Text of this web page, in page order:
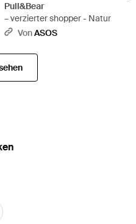
Pull&Bear
– verzierter shopper - Natur
VonASOS